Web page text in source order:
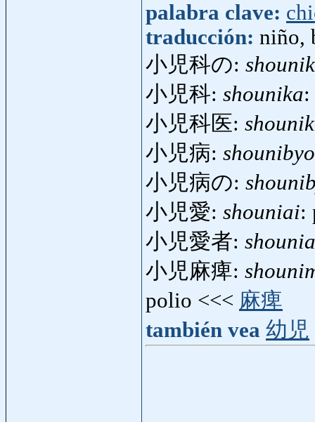
palabra clave:
traducción: niño,
小児科の:
小児科: shounika:
小児科医:
小児病:
小児病の:
小児愛: shouniai:
小児愛者:
小児麻痺:
polio <<< 麻痺
también vea 幼児